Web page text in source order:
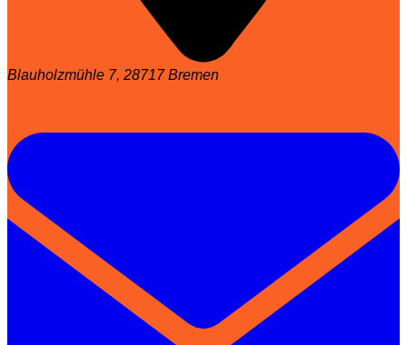
Blauholzmühle 7, 28717 Bremen